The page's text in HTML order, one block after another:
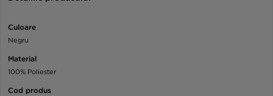
Culoare
Negru
Material
100% Poliester
Cod produs